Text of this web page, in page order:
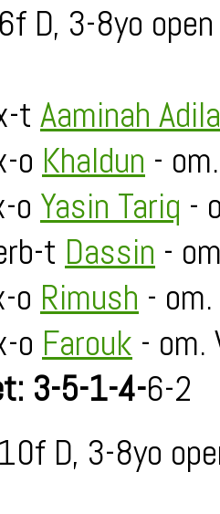
D, 3-8yo
t Aaminah Adila
o Khaldun -
o Yasin Tariq -
t Dassin -
o Rimush -
o Farouk - om.
3-5-1-4-6-2
D, 3-8yo